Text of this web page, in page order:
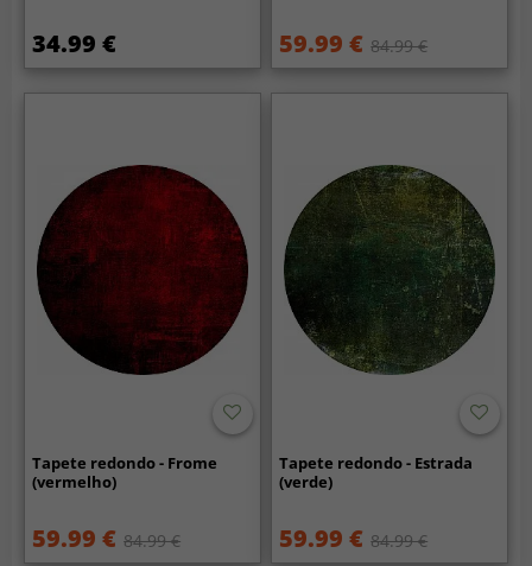
34.99 € 59.99 € 84.99 €
Tapete redondo - Frome
(vermelho)
59.99 € 84.99 €
Tapete redondo - Estrada
(verde)
59.99 € 84.99 €